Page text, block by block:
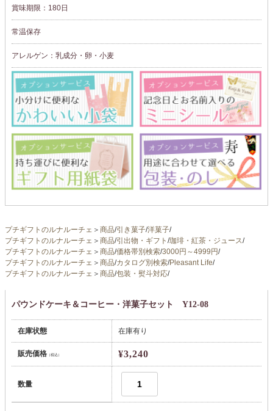
賞味期限：180日
常温保存
アレルゲン：乳成分・卵・小麦
プチギフトのルナルーチェ ＞ 商品/引き菓子/洋菓子/
プチギフトのルナルーチェ ＞ 商品/引出物・ギフト /珈琲・紅茶・ジュース/
プチギフトのルナルーチェ ＞ 商品/価格帯別検索/3000円～4999円/
プチギフトのルナルーチェ ＞ 商品/カタログ別検索/Pleasant Life/
プチギフトのルナルーチェ ＞ 商品/包装・熨斗対応/
パウンドケーキ＆コーヒー・洋菓子セット Y12-08
在庫状態 在庫有り
販売価格（税込） ¥3,240
数量